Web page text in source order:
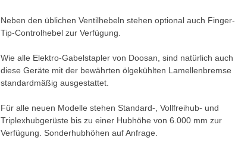
Neben den üblichen Ventilhebeln stehen optional auch Finger-
Tip-Controlhebel zur Verfügung.
Wie alle Elektro-Gabelstapler von Doosan, sind natürlich auch
diese Geräte mit der bewährten ölgekühlten Lamellenbremse
standardmäßig ausgestattet.
Für alle neuen Modelle stehen Standard-, Vollfreihub- und
Triplexhubgerüste bis zu einer Hubhöhe von 6.000 mm zur
Verfügung. Sonderhubhöhen auf Anfrage.